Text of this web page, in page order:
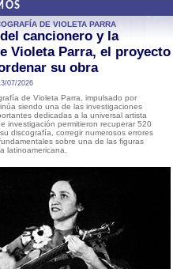
DE VIOLETA PARRA
cancionero y la
Violeta Parra, el proyecto
su obra
07/2026
de Violeta Parra, impulsado por
siendo una de las investigaciones
dedicadas a la universal artista
investigación permitieron recuperar 520
discografía, corregir numerosos errores
sobre una de las figuras
latinoamericana.